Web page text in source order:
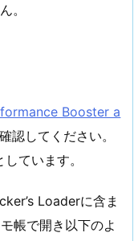
。
Booster a
認してください。
ています。
Loaderに含ま
帳で開き以下のよ